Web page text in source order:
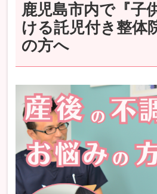
鹿児島市内で『子
ける託児付き整体
の方へ